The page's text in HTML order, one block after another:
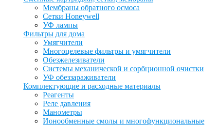
Мембраны обратного осмоса
Сетки Honeywell
УФ лампы
Фильтры для дома
Умягчители
Многоцелевые фильтры и умягчители
Обезжелезиватели
Системы механической и сорбционной очистки
УФ обеззараживатели
Комплектующие и расходные материалы
Реагенты
Реле давления
Манометры
Ионообменные смолы и многофункциональные